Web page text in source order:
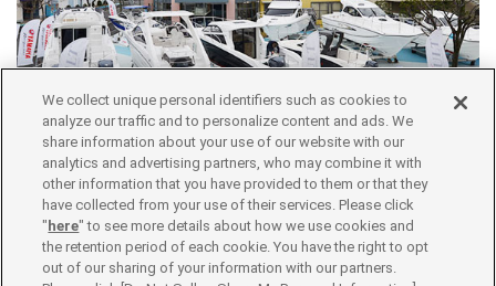
We collect unique personal identifiers such as cookies to
analyze our traffic and to personalize content and ads. We
share information about your use of our website with our
analytics and advertising partners, who may combine it with
other information that you have provided to them or that they
have collected from your use of their services. Please click
" here" to see more details about how we use cookies and
the retention period of each cookie. You have the right to opt
out of our sharing of your information with our partners.